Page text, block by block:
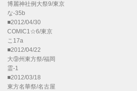
博麗神社例大祭9/東京
な-35b
■2012/04/30
COMIC1☆6/東京
こ17a
■2012/04/22
大⑨州東方祭/福岡
霊-1
■2012/03/18
東方名華祭/名古屋